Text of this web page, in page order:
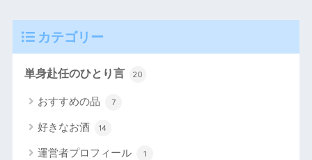
カテゴリー
単身赴任のひとり言 20
おすすめの品 7
好きなお酒 14
運営者プロフィール 1